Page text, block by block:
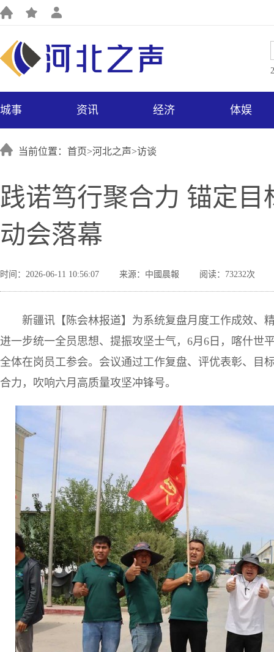
城事 资讯 经济 体娱
当前位置：首页>河北之声>访谈
践诺笃行聚合力 锚定
动会落幕
时间：2026-06-11 10:56:07 来源：中國晨報 阅读：73232次
新疆讯【陈会林报道】为系统复盘月度工作成效、
进一步统一全员思想、提振攻坚士气，6月6日，喀什世
全体在岗员工参会。会议通过工作复盘、评优表彰、目
合力，吹响六月高质量攻坚冲锋号。